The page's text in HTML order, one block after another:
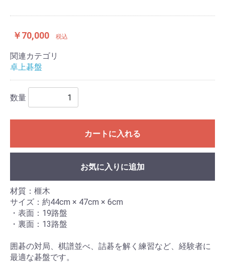
￥70,000 税込
関連カテゴリ
卓上碁盤
数量
カートに入れる
お気に入りに追加
材質：榧木
サイズ：約44cm × 47cm × 6cm
・表面：19路盤
・裏面：13路盤
囲碁の対局、棋譜並べ、詰碁を解く練習など、経験者に
最適な碁盤です。